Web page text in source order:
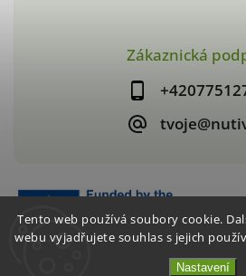
Tento web používá soubory cookie.
webu vyjadřujete souhlas s jejich
Nastavení
Zákaznická